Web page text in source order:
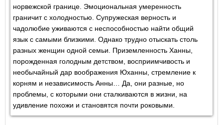
норвежской границе. Эмоциональная умеренность
граничит с холодностью. Супружеская верность и
чадолюбие уживаются с неспособностью найти общий
язык с самыми близкими. Однако трудно отыскать столь
разных женщин одной семьи. Приземленность Ханны,
порожденная голодным детством, восприимчивость и
необычайный дар воображения Юханны, стремление к
корням и независимость Анны… Да, они разные, но
проблемы, с которыми они сталкиваются в жизни, на
удивление похожи и становятся почти роковыми.